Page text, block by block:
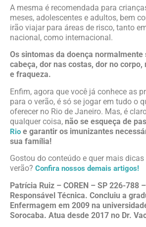
A mesma é recomendada para
meses, adolescentes e adultos, bem
irão viajar para áreas de risco, tanto
nacional, como internacional.
Os sintomas da doença
cabeça, dor nas costas, dor no corpo,
e fraqueza.
Enfim, agora que você já conhece as
para o verão, é só se jogar em tudo o
oferecer no Rio de Janeiro. Mas, é
qualquer coisa, não se esqueça de
Rio e garantir os imunizantes
sua família!
Gostou do conteúdo e quer mais
verão? Confira nossos demais artigos!
Patrícia Ruiz – COREN – SP 226-788
Responsável Técnica. Concluiu a
Enfermagem em 2009 na
Sorocaba. Atua desde 2017 no Dr.